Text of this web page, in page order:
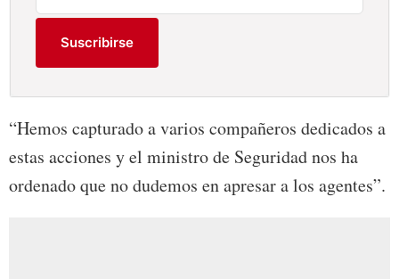
Suscribirse
“Hemos capturado a varios compañeros dedicados a
estas acciones y el ministro de Seguridad nos ha
ordenado que no dudemos en apresar a los agentes”.